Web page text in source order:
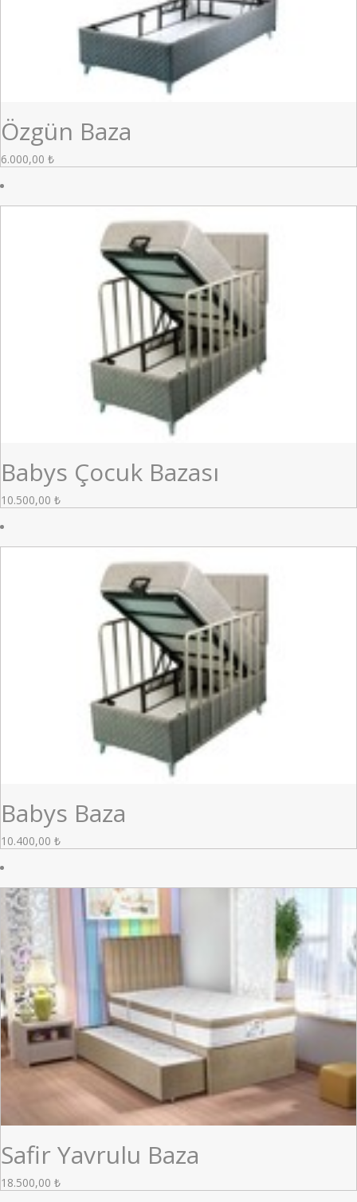
Özgün Baza
6.000,00 ₺
Babys Çocuk Bazası
10.500,00 ₺
Babys Baza
10.400,00 ₺
Safir Yavrulu Baza
18.500,00 ₺